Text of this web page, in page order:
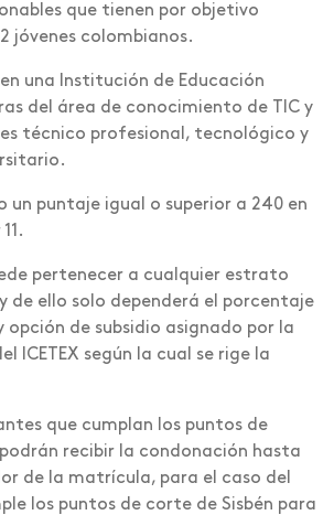
que tienen por objetivo
jóvenes colombianos.
una Institución de Educación
del área de conocimiento de TIC y
técnico profesional, tecnológico y
un puntaje igual o superior a 240 en
pertenecer a cualquier estrato
de ello solo dependerá el porcentaje
opción de subsidio asignado por la
ICETEX según la cual se rige la
que cumplan los puntos de
podrán recibir la condonación hasta
de la matrícula, para el caso del
los puntos de corte de Sisbén para